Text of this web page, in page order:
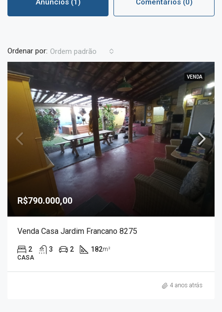
Ordenar por: Ordem padrão
VENDA
R$790.000,00
Venda Casa Jardim Francano 8275
2 3 2 182m²
CASA
4 anos atrás